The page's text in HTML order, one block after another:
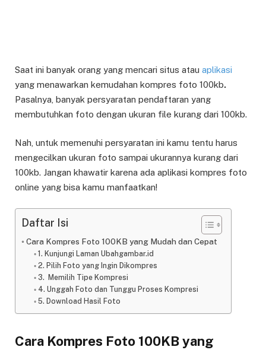
Saat ini banyak orang yang mencari situs atau aplikasi
yang menawarkan kemudahan kompres foto 100kb.
Pasalnya, banyak persyaratan pendaftaran yang
membutuhkan foto dengan ukuran file kurang dari 100kb.
Nah, untuk memenuhi persyaratan ini kamu tentu harus
mengecilkan ukuran foto sampai ukurannya kurang dari
100kb. Jangan khawatir karena ada aplikasi kompres foto
online yang bisa kamu manfaatkan!
Daftar Isi
Cara Kompres Foto 100KB yang Mudah dan Cepat
1. Kunjungi Laman Ubahgambar.id
2. Pilih Foto yang Ingin Dikompres
3. Memilih Tipe Kompresi
4. Unggah Foto dan Tunggu Proses Kompresi
5. Download Hasil Foto
Cara Kompres Foto 100KB yang